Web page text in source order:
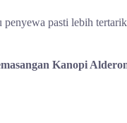
pasti lebih
Kanopi